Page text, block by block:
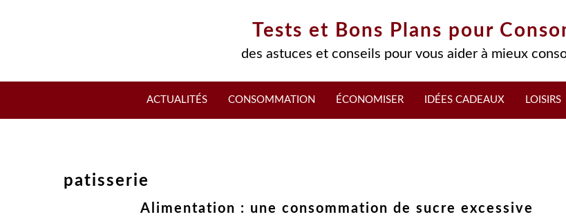
Tests et Bons Plans pour
des astuces et conseils pour vous aider à mieux
ACTUALITÉS CONSOMMATION ÉCONOMISER IDÉES CADEAUX LOISIRS
patisserie
Alimentation : une consommation de sucre excessive